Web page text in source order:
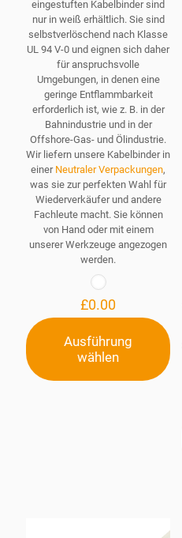
eingestuften Kabelbinder sind
nur in weiß erhältlich. Sie sind
selbstverlöschend nach Klasse
UL 94 V-0 und eignen sich daher
für anspruchsvolle
Umgebungen, in denen eine
geringe Entflammbarkeit
erforderlich ist, wie z. B. in der
Bahnindustrie und in der
Offshore-Gas- und Ölindustrie.
Wir liefern unsere Kabelbinder in
einer Neutraler Verpackungen,
was sie zur perfekten Wahl für
Wiederverkäufer und andere
Fachleute macht. Sie können
von Hand oder mit einem
unserer Werkzeuge angezogen
werden.
£0.00
Ausführung
wählen
Dieses
Produkt